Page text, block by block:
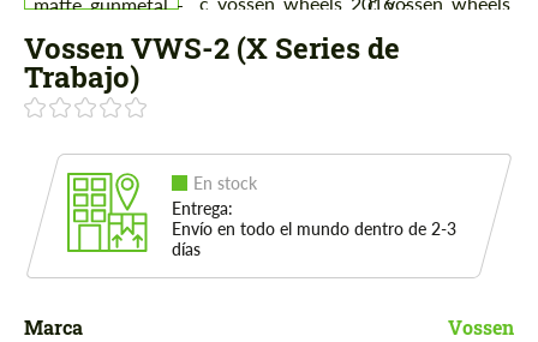
Vossen VWS-2 (X Series de
Trabajo)
En stock
Entrega:
Envío en todo el mundo dentro de 2-3
días
Marca Vossen